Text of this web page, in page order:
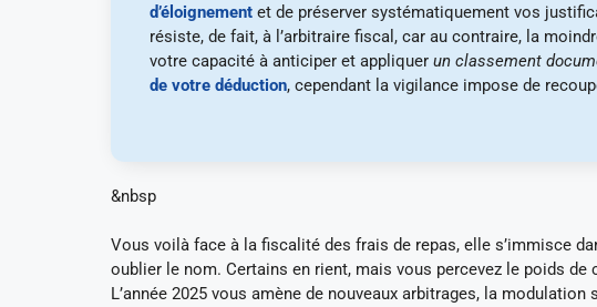
d’éloignement et de préserver systématiquement vos
résiste, de fait, à l’arbitraire fiscal, car au contraire, la
votre capacité à anticiper et appliquer un classement
de votre déduction, cependant la vigilance impose de
&nbsp
Vous voilà face à la fiscalité des frais de repas, elle s’immisce
oublier le nom. Certains en rient, mais vous percevez le poids
L’année 2025 vous amène de nouveaux arbitrages, la